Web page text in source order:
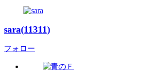
sara(11311)
フォロー